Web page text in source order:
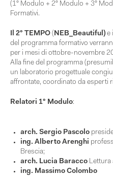
(1° Modulo + 2° Modulo + 3°
Formativi.
Il 2° TEMPO (NEB_Beautiful) e
del programma formativo
per i mesi di ottobre-novembre
Alla fine del programma
un laboratorio progettuale
affrontate, coordinato da esperti
Relatori 1° Modulo:
arch. Sergio Pascolo
ing. Alberto Arenghi
Brescia;
arch. Lucia Baracco Lettura
ing. Massimo Colombo